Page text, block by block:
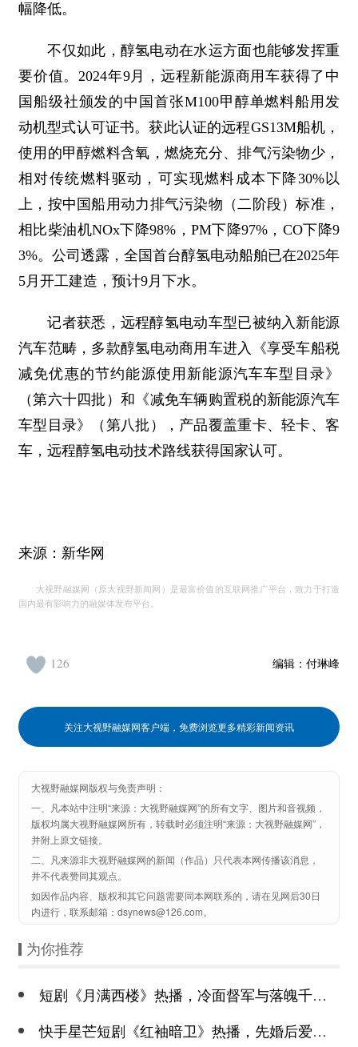
幅降低。
不仅如此，醇氢电动在水运方面也能够发挥重
要价值。2024年9月，远程新能源商用车获得了中
国船级社颁发的中国首张M100甲醇单燃料船用发
动机型式认可证书。获此认证的远程GS13M船机，
使用的甲醇燃料含氧，燃烧充分、排气污染物少，
相对传统燃料驱动，可实现燃料成本下降30%以
上，按中国船用动力排气污染物（二阶段）标准，
相比柴油机NOx下降98%，PM下降97%，CO下降9
3%。公司透露，全国首台醇氢电动船舶已在2025年
5月开工建造，预计9月下水。
记者获悉，远程醇氢电动车型已被纳入新能源
汽车范畴，多款醇氢电动商用车进入《享受车船税
减免优惠的节约能源使用新能源汽车车型目录》
（第六十四批）和《减免车辆购置税的新能源汽车
车型目录》（第八批），产品覆盖重卡、轻卡、客
车，远程醇氢电动技术路线获得国家认可。
来源：新华网
大视野融媒网（原大视野新闻网）是最富价值的互联网推广平台，致力于打造
国内最有影响力的融媒体发布平台。
编辑： 付琳峰
126
关注大视野融媒网客户端，免费浏览更多精彩新闻资讯
大视野融媒网版权与免责声明：
一、凡本站中注明“来源：大视野融媒网”的所有文字、图片和音视频，
版权均属大视野融媒网所有，转载时必须注明“来源：大视野融媒网”，
并附上原文链接。
二、凡来源非大视野融媒网的新闻（作品）只代表本网传播该消息，
并不代表赞同其观点。
如因作品内容、版权和其它问题需要同本网联系的，请在见网后30日
内进行，联系邮箱：dsynews@126.com。
为你推荐
短剧《月满西楼》热播，冷面督军与落魄千金谱写民国传奇
快手星芒短剧《红袖暗卫》热播，先婚后爱诠释别样浪漫